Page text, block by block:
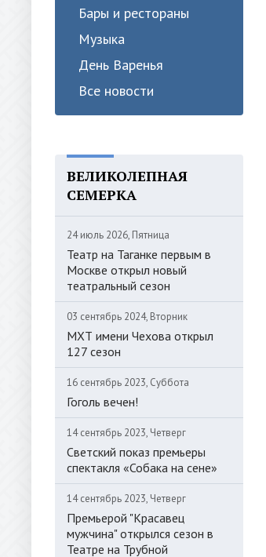
Бары и рестораны
Музыка
День Варенья
Все новости
ВЕЛИКОЛЕПНАЯ
СЕМЕРКА
24 июль 2026, Пятница
Театр на Таганке первым в
Москве открыл новый
театральный сезон
03 сентябрь 2024, Вторник
МХТ имени Чехова открыл
127 сезон
16 сентябрь 2023, Суббота
Гоголь вечен!
14 сентябрь 2023, Четверг
Светский показ премьеры
спектакля «Собака на сене»
14 сентябрь 2023, Четверг
Премьерой "Красавец
мужчина" открылся сезон в
Театре на Трубной